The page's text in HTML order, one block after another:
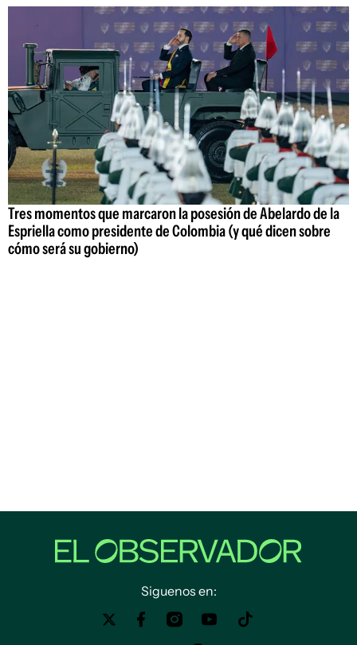
Tres momentos que marcaron la posesión de Abelardo de la
Espriella como presidente de Colombia (y qué dicen sobre
cómo será su gobierno)
Siguenos en: